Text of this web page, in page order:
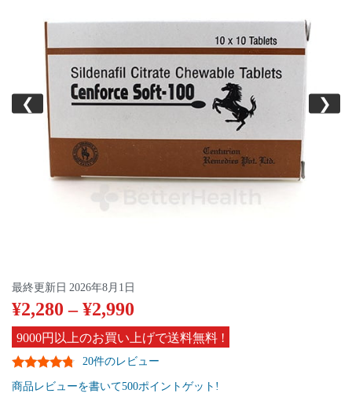
❮ ❯
¥2,280 –¥2,990
9000円以上のお買い上げで送料無料 !
最終更新日 2026年8月1日
20件のレビュー
商品レビューを書いて500ポイントゲット!